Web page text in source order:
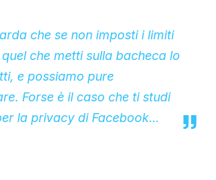
che se non imposti i limiti
che metti sulla bacheca lo
e possiamo pure
Forse è il caso che ti studi
la privacy di Facebook…